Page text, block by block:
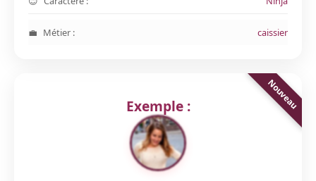
Métier : caissier
Exemple :